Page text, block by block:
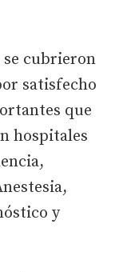
se cubrieron
satisfecho
que
hospitales
y